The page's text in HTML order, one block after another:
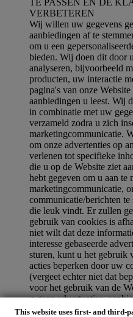
This website uses first- and third-
VERBETEREN
Wij willen uw gegevens
aanbiedingen af te
om u een
bieden. Wij doen dit door
analyseren, bijvoorbeeld
producten, uw interactie
pagina's van onze
aanbiedingen u leest. Wij
in combinatie met uw
verzameld zodra u zich
marketingcommunicatie.
om onze advertenties op
verlenen tot specifieke
die u op de Website ziet
hebt gegeven om u aan te
marketingcommunicatie,
communicatie/berichten
die leuk vindt. Er zullen
gebruik van cookies is
niet wilt dat deze
interesse gebaseerde
sturen, kunt u het gebruik
acties beperken door uw
(vergeet echter niet dat
voor het gebruik van de
u geen advertenties,
ontvangt. U blijft